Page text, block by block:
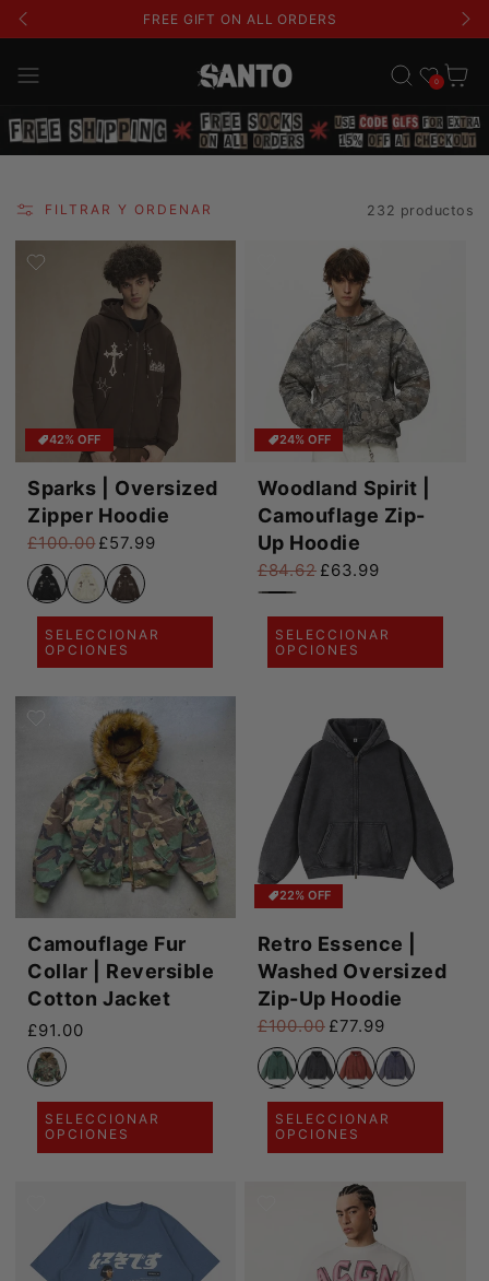
FREE SHIPPING ON ALL ORDERS
Lista de deseos
0
Carrito
FILTRAR Y ORDENAR 232 productos
42% OFF
Sparks | Oversized
Zipper Hoodie
Precio habitual
£100.00
Precio de oferta
£57.99
SELECCIONAR
OPCIONES
24% OFF
Woodland Spirit |
Camouflage Zip-
Up Hoodie
Precio habitual
£84.62
Precio de oferta
£63.99
SELECCIONAR
OPCIONES
Camouflage Fur
Collar | Reversible
Cotton Jacket
Precio habitual
£91.00
SELECCIONAR
OPCIONES
22% OFF
Retro Essence |
Washed Oversized
Zip-Up Hoodie
Precio habitual
£100.00
Precio de oferta
£77.99
SELECCIONAR
OPCIONES